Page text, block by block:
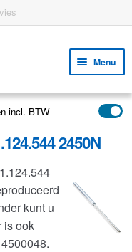
Menu
incl. BTW
2450N
kunt u
is ook